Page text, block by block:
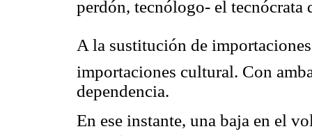
perdón, tecnólogo- el tecnócrata
A la sustitución de
importaciones cultural. Con
dependencia.
En ese instante, una baja en el